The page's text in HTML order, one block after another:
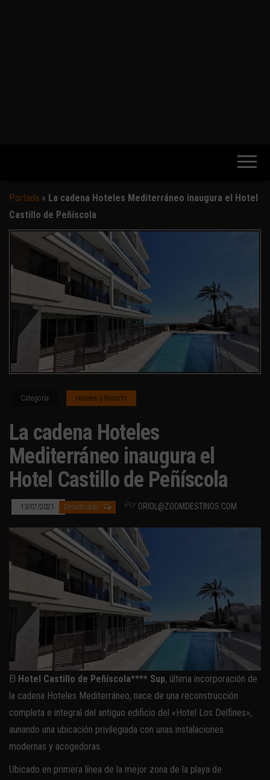
Portada » La cadena Hoteles Mediterráneo inaugura el Hotel
Castillo de Peñíscola
Categoría Hoteles y Resorts
La cadena Hoteles
Mediterráneo inaugura el
Hotel Castillo de Peñíscola
13/07/2021 Desactivado Por ORIOL@ZOOMDESTINOS.COM
El Hotel Castillo de Peñíscola**** Sup, última incorporación de
la cadena Hoteles Mediterráneo, nace de una reconstrucción
completa e integral del antiguo edificio del «Hotel Los Delfines»,
aunando una ubicación privilegiada con unas instalaciones
modernas y acogedoras.
Ubicado en primera línea de la mejor zona de la playa de